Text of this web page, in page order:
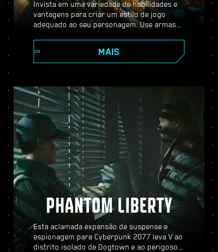
Invista em uma variedade de habilidades e
vantagens para criar um estilo de jogo
adequado ao seu personagem. Use armas
se tornar o melhor mercenário da cidade.
Entre em combates com armas de fogo,
furtivamente por locais bem protegidos.
MAIS
PHANTOM LIBERTY
Esta aclamada expansão de suspense e
espionagem para Cyberpunk 2077 leva V ao
distrito isolado de Dogtown e ao perigoso